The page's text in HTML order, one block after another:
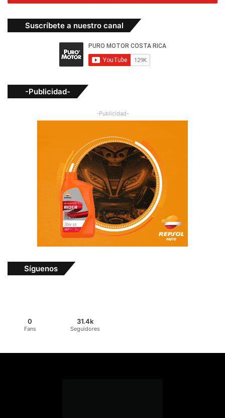
Suscríbete a nuestro canal
-Publicidad-
-Publicidad-
Síguenos
0
Fans
31.4k
Seguidores